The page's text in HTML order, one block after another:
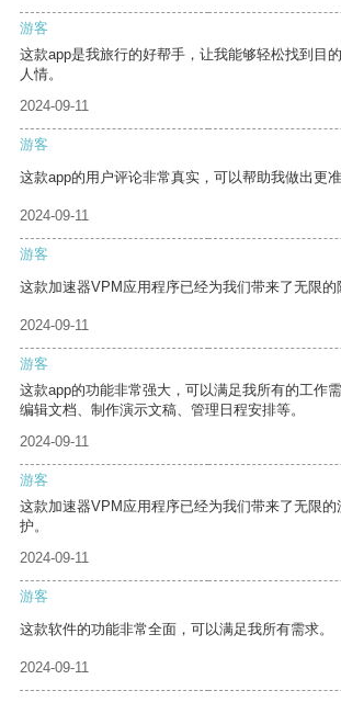
游客
这款app是我旅行的好帮手，让我能够轻松找到目
人情。
2024-09-11
游客
这款app的用户评论非常真实，可以帮助我做出更准
2024-09-11
游客
这款加速器VPM应用程序已经为我们带来了无限的
2024-09-11
游客
这款app的功能非常强大，可以满足我所有的工作
编辑文档、制作演示文稿、管理日程安排等。
2024-09-11
游客
这款加速器VPM应用程序已经为我们带来了无限
护。
2024-09-11
游客
这款软件的功能非常全面，可以满足我所有需求。
2024-09-11